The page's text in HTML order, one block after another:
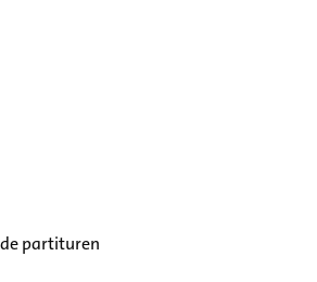
partituren